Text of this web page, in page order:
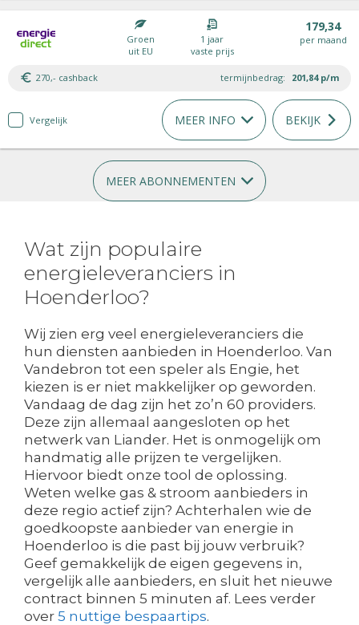
Groen
uit EU
1 jaar
vaste prijs
179,34
per maand
270,- cashback termijnbedrag: 201,84 p/m
Vergelijk MEER INFO BEKIJK
MEER ABONNEMENTEN
Wat zijn populaire
energieleveranciers in
Hoenderloo?
Wij zien erg veel energieleveranciers die
hun diensten aanbieden in Hoenderloo. Van
Vandebron tot een speler als Engie, het
kiezen is er niet makkelijker op geworden.
Vandaag de dag zijn het zo’n 60 providers.
Deze zijn allemaal aangesloten op het
netwerk van Liander. Het is onmogelijk om
handmatig alle prijzen te vergelijken.
Hiervoor biedt onze tool de oplossing.
Weten welke gas & stroom aanbieders in
deze regio actief zijn? Achterhalen wie de
goedkoopste aanbieder van energie in
Hoenderloo is die past bij jouw verbruik?
Geef gemakkelijk de eigen gegevens in,
vergelijk alle aanbieders, en sluit het nieuwe
contract binnen 5 minuten af. Lees verder
over 5 nuttige bespaartips.